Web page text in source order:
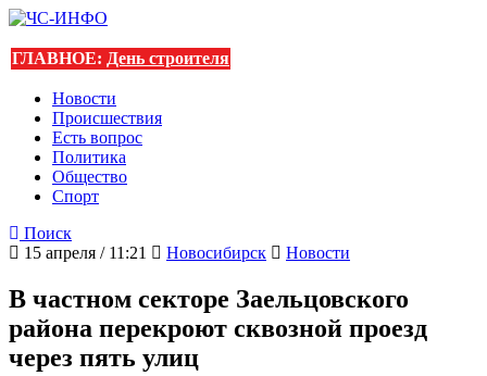
ГЛАВНОЕ: День строителя
Новости
Происшествия
Есть вопрос
Политика
Общество
Спорт
Поиск
15 апреля / 11:21
Новосибирск Новости
В частном секторе Заельцовского
района перекроют сквозной проезд
через пять улиц